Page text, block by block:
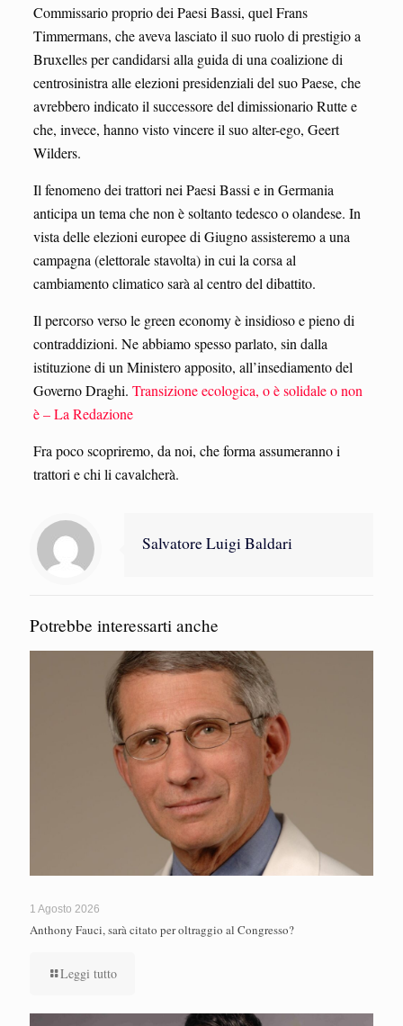
Commissario proprio dei Paesi Bassi, quel Frans
Timmermans, che aveva lasciato il suo ruolo di prestigio a
Bruxelles per candidarsi alla guida di una coalizione di
centrosinistra alle elezioni presidenziali del suo Paese, che
avrebbero indicato il successore del dimissionario Rutte e
che, invece, hanno visto vincere il suo alter-ego, Geert
Wilders.
Il fenomeno dei trattori nei Paesi Bassi e in Germania
anticipa un tema che non è soltanto tedesco o olandese. In
vista delle elezioni europee di Giugno assisteremo a una
campagna (elettorale stavolta) in cui la corsa al
cambiamento climatico sarà al centro del dibattito.
Il percorso verso le green economy è insidioso e pieno di
contraddizioni. Ne abbiamo spesso parlato, sin dalla
istituzione di un Ministero apposito, all’insediamento del
Governo Draghi. Transizione ecologica, o è solidale o non
è – La Redazione
Fra poco scopriremo, da noi, che forma assumeranno i
trattori e chi li cavalcherà.
Salvatore Luigi Baldari
Potrebbe interessarti anche
1 Agosto 2026
Anthony Fauci, sarà citato per oltraggio al Congresso?
Leggi tutto